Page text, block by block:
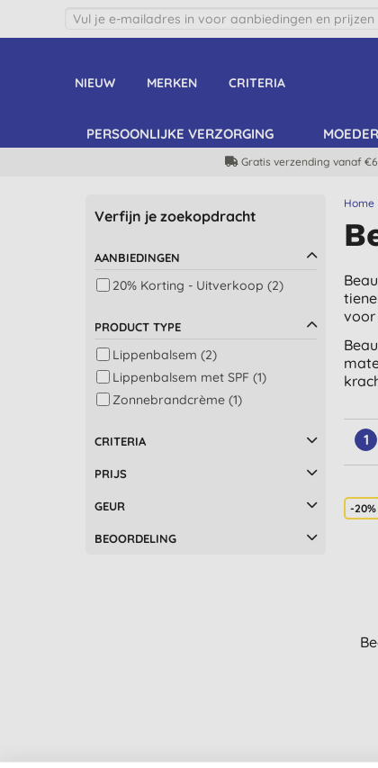
NIEUW MERKEN CRITERIA
PERSOONLIJKE VERZORGING
Gratis verzending vanaf
Home
voor
1
-20%
Verfijn je zoekopdracht
AANBIEDINGEN
20% Korting - Uitverkoop (2)
PRODUCT TYPE
Lippenbalsem (2)
Lippenbalsem met SPF (1)
Zonnebrandcrème (1)
CRITERIA
PRIJS
GEUR
BEOORDELING